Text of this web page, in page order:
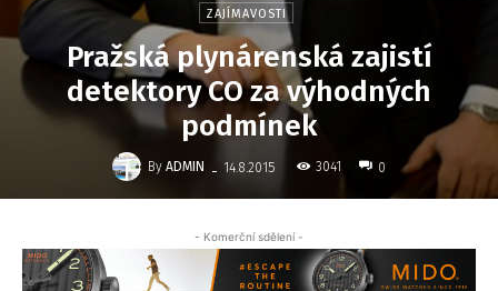
ZAJÍMAVOSTI
Pražská plynárenská zajistí
detektory CO za výhodných
podmínek
By ADMIN - 14.8.2015 3041 0
- Komerční sdělení -